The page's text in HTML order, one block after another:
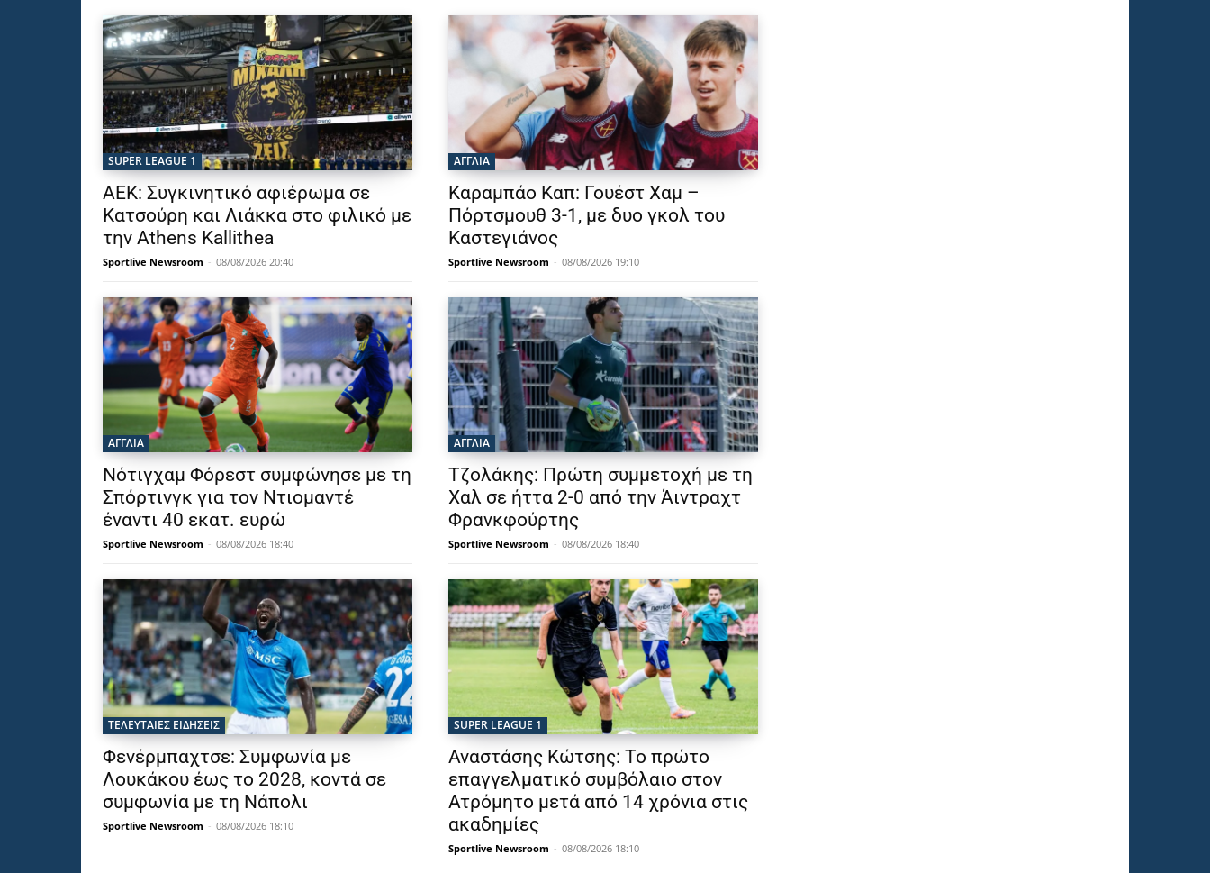
SUPER LEAGUE 1
ΑΕΚ: Συγκινητικό αφιέρωμα σε
Κατσούρη και Λιάκκα στο φιλικό με
την Athens Kallithea
Sportlive Newsroom - 08/08/2026 20:40
ΑΓΓΛΙΑ
Καραμπάο Καπ: Γουέστ Χαμ –
Πόρτσμουθ 3-1, με δυο γκολ του
Καστεγιάνος
Sportlive Newsroom - 08/08/2026 19:10
ΑΓΓΛΙΑ
Νότιγχαμ Φόρεστ συμφώνησε με τη
Σπόρτινγκ για τον Ντιομαντέ
έναντι 40 εκατ. ευρώ
Sportlive Newsroom - 08/08/2026 18:40
ΑΓΓΛΙΑ
Τζολάκης: Πρώτη συμμετοχή με τη
Χαλ σε ήττα 2-0 από την Άιντραχτ
Φρανκφούρτης
Sportlive Newsroom - 08/08/2026 18:40
ΤΕΛΕΥΤΑΙΕΣ ΕΙΔΗΣΕΙΣ
Φενέρμπαχτσε: Συμφωνία με
Λουκάκου έως το 2028, κοντά σε
συμφωνία με τη Νάπολι
Sportlive Newsroom - 08/08/2026 18:10
SUPER LEAGUE 1
Αναστάσης Κώτσης: Το πρώτο
επαγγελματικό συμβόλαιο στον
Ατρόμητο μετά από 14 χρόνια στις
ακαδημίες
Sportlive Newsroom - 08/08/2026 18:10